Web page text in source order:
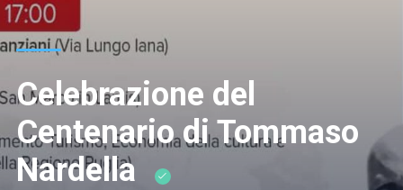
Celebrazione del
Centenario di Tommaso
Nardella